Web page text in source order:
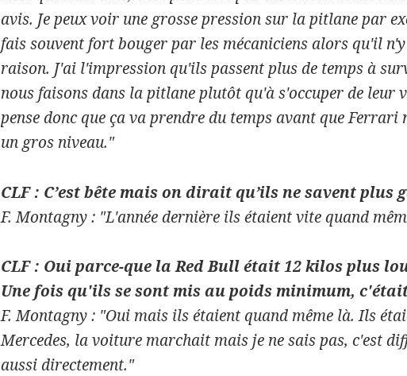
avis. Je peux voir une grosse pression sur la pitlane par
fais souvent fort bouger par les mécaniciens alors qu'il n'y
raison. J'ai l'impression qu'ils passent plus de temps à
nous faisons dans la pitlane plutôt qu'à s'occuper de leur
pense donc que ça va prendre du temps avant que Ferrari
un gros niveau."
CLF : C’est bête mais on dirait qu’ils ne savent plus
F. Montagny : "L'année dernière ils étaient vite quand
CLF : Oui parce-que la Red Bull était 12 kilos plus
Une fois qu'ils se sont mis au poids minimum,
F. Montagny : "Oui mais ils étaient quand même là. Ils
Mercedes, la voiture marchait mais je ne sais pas, c'est
aussi directement."